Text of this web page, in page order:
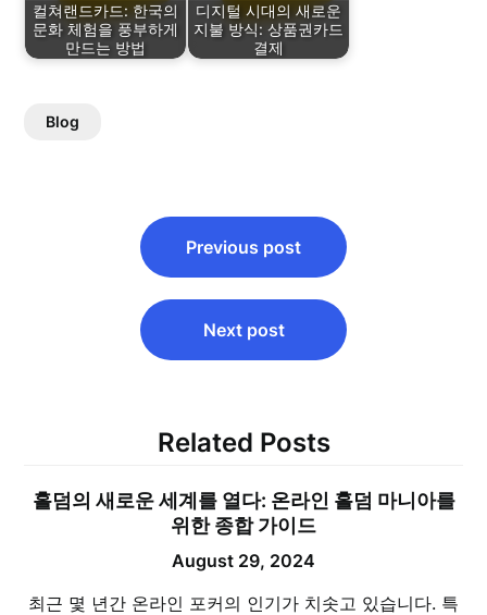
컬쳐랜드카드: 한국의
문화 체험을 풍부하게
만드는 방법
디지털 시대의 새로운
지불 방식: 상품권카드
결제
Blog
navigation
Previous post
Next post
Related Posts
홀덤의 새로운 세계를 열다: 온라인 홀덤 마니아를
위한 종합 가이드
August 29, 2024
최근 몇 년간 온라인 포커의 인기가 치솟고 있습니다. 특